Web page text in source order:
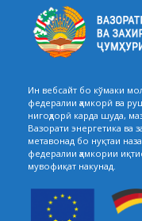
Ин вебсайт бо кўмаки
федералии ҳамкорӣ ва
нигоҳдорӣ карда шуда,
Вазорати энергетика ва
метавонад бо нуқтаи
федералии ҳамкории
мувофиқат накунад.